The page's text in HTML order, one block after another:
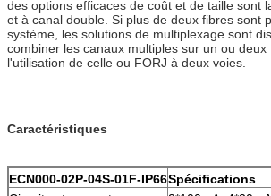
des options efficaces de coût et de taille sont
et à canal double. Si plus de deux fibres sont
système, les solutions de multiplexage sont
combiner les canaux multiples sur un ou
l'utilisation de celle ou FORJ à deux voies.
Caractéristiques
ECN000-02P-04S-01F-IP66Spécifications